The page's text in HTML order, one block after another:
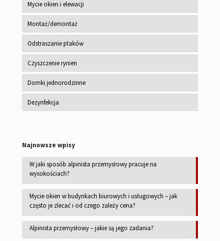
Mycie okien i elewacji
Montaż/demontaż
Odstraszanie ptaków
Czyszczenie rynien
Domki jednorodzinne
Dezynfekcja
Najnowsze wpisy
W jaki sposób alpinista przemysłowy pracuje na
wysokościach?
Mycie okien w budynkach biurowych i usługowych – jak
często je zlecać i od czego zależy cena?
Alpinista przemysłowy – jakie są jego zadania?